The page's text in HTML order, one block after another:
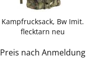
Kampfrucksack, Bw Imit.
flecktarn neu
Preis nach Anmeldung